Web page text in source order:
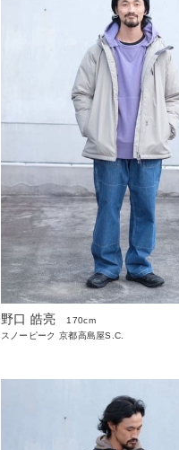
野口 皓亮
170cm
スノーピーク 京都高島屋S.C.